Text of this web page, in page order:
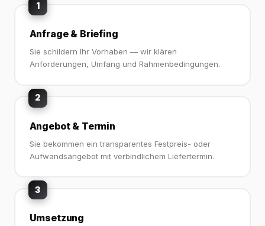
1
Anfrage & Briefing
Sie schildern Ihr Vorhaben — wir klären
Anforderungen, Umfang und Rahmenbedingungen.
2
Angebot & Termin
Sie bekommen ein transparentes Festpreis- oder
Aufwandsangebot mit verbindlichem Liefertermin.
3
Umsetzung